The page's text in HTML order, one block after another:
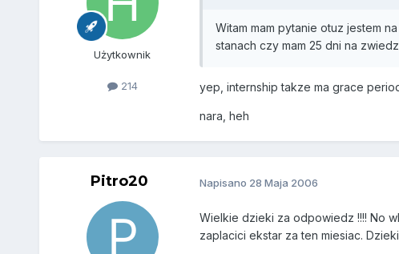
Użytkownik
214
Witam mam pytanie otuz jestem
stanach czy mam 25 dni na
yep, internship takze ma grace
nara, heh
Pitro20 Napisano 28 Maja 2006
Wielkie dzieki za odpowiedz !!!! No
zaplacici ekstar za ten miesiac.